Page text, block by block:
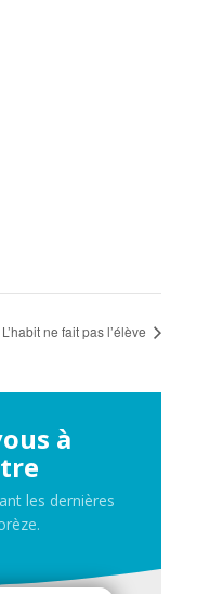
ne fait pas l’élève
à
les dernières